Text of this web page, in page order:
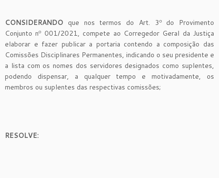
CONSIDERANDO que nos termos do Art. 3º do Provimento
Conjunto nº 001/2021, compete ao Corregedor Geral da Justiça
elaborar e fazer publicar a portaria contendo a composição das
Comissões Disciplinares Permanentes, indicando o seu presidente e
a lista com os nomes dos servidores designados como suplentes,
podendo dispensar, a qualquer tempo e motivadamente, os
membros ou suplentes das respectivas comissões;
RESOLVE: